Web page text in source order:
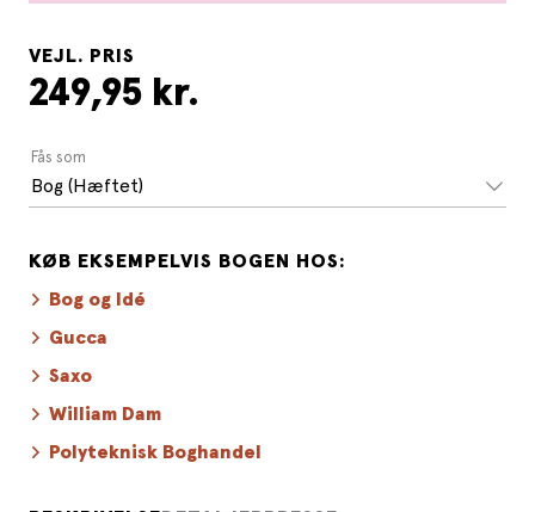
VEJL. PRIS
249,95 kr.
Fås som
Bog (Hæftet)
KØB EKSEMPELVIS BOGEN HOS:
Bog og Idé
Gucca
Saxo
William Dam
Polyteknisk Boghandel